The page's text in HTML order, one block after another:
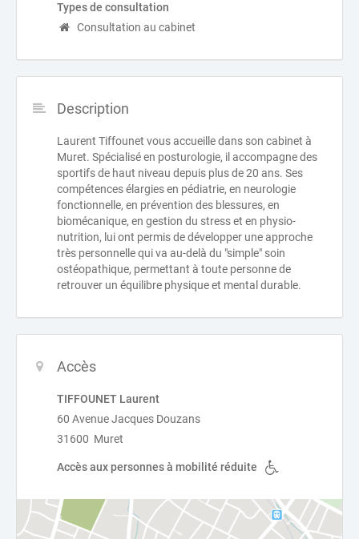
Types de consultation
Consultation au cabinet
Description
Laurent Tiffounet vous accueille dans son cabinet à
Muret. Spécialisé en posturologie, il accompagne des
sportifs de haut niveau depuis plus de 20 ans. Ses
compétences élargies en pédiatrie, en neurologie
fonctionnelle, en prévention des blessures, en
biomécanique, en gestion du stress et en physio-
nutrition, lui ont permis de développer une approche
très personnelle qui va au-delà du "simple" soin
ostéopathique, permettant à toute personne de
retrouver un équilibre physique et mental durable.
Accès
TIFFOUNET Laurent
60 Avenue Jacques Douzans
31600 Muret
Accès aux personnes à mobilité réduite